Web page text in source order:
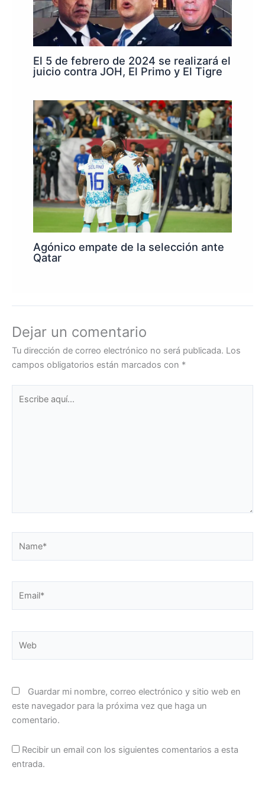
El 5 de febrero de 2024 se realizará el
juicio contra JOH, El Primo y El Tigre
Agónico empate de la selección ante
Qatar
Dejar un comentario
Tu dirección de correo electrónico no será publicada. Los
campos obligatorios están marcados con *
aquí...
Guardar mi nombre, correo electrónico y sitio web en
este navegador para la próxima vez que haga un
comentario.
Recibir un email con los siguientes comentarios a esta
entrada.